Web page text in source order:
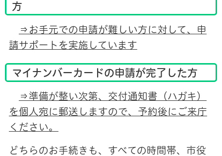
方
⇒お手元での申請が難しい方に対して、申
請サポートを実施しています
マイナンバーカードの申請が完了した方
⇒準備が整い次第、交付通知書（ハガキ）
を個人宛に郵送しますので、予約後にご来庁
ください。
どちらのお手続きも、すべての時間帯、市役